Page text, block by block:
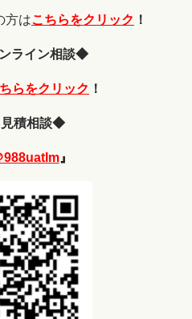
方はこちらをクリック ！
ライン相談◆
らをクリック ！
見積相談◆
988uatlm』